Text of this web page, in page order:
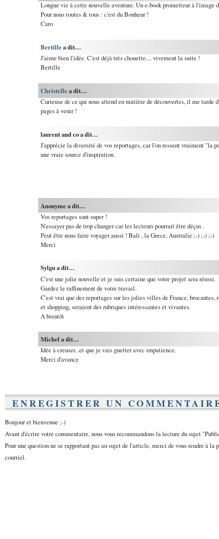
Longue vie à cette nouvelle aventure. Un e-book prometteur à l'image
Pour nous toutes & tous : c'est du Bonheur !
Caro
Bertillea dit…
J'aime bien l'idée. C'est déjà très chouette.... vivement la suite !
Bertille
Christellea dit…
Curieuse de ce qui nous attend en matière de découvertes, il me tarde
pages à venir !
laurent and co a dit…
J'apprécie la diversité de vos reportages, car l'on ressent vraiment "la
une vraie source d'inspiration.
Anonyme a dit…
Vos reportages sont super !
N'essayer pas de trop changer car les lecteurs pourrait être déçus .
Peut être nous faire voyager aussi ! Bali , la Grece, Australie ;-) ;-) ;-)
Merci
Sylgu a dit…
C'est une jolie nouvelle et je suis certaine que votre projet sera réussi.
Gardez le raffinement de votre travail.
C'est vrai que des reportages sur les jolies villes de France,
et shopping, seraient des rubriques intéressantes et vivantes.
A bientôt
Michel a dit…
Idée à creuser...et que je vais guetter avec impatience.
Merci d'avance
ENREGISTRER UN
Bonjour et bienvenue ;-)
Avant d'écrire votre commentaire, nous vous recommandons la lecture du sujet
Pour une question ne se rapportant pas au sujet de l'article, merci de vous rendre à la
courriel.